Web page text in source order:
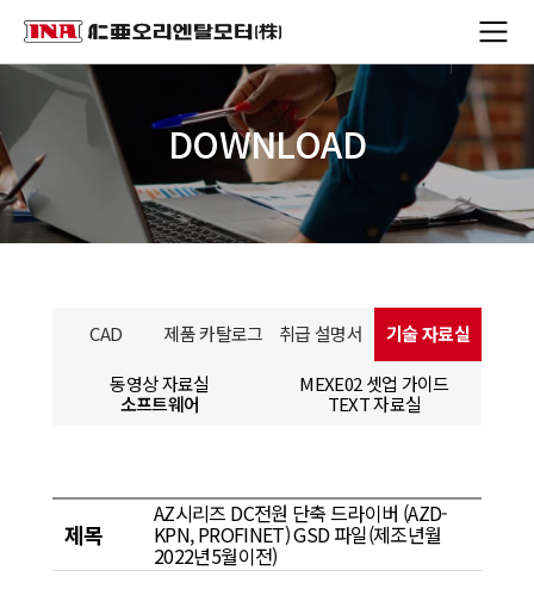
DOWNLOAD
CAD 제품 카탈로그 취급 설명서
기술 자료실
동영상 자료실
MEXE02 셋업 가이드
소프트웨어
TEXT 자료실
제목
AZ시리즈 DC전원 단축 드라이버 (AZD-
KPN, PROFINET) GSD 파일(제조년월
2022년5월이전)